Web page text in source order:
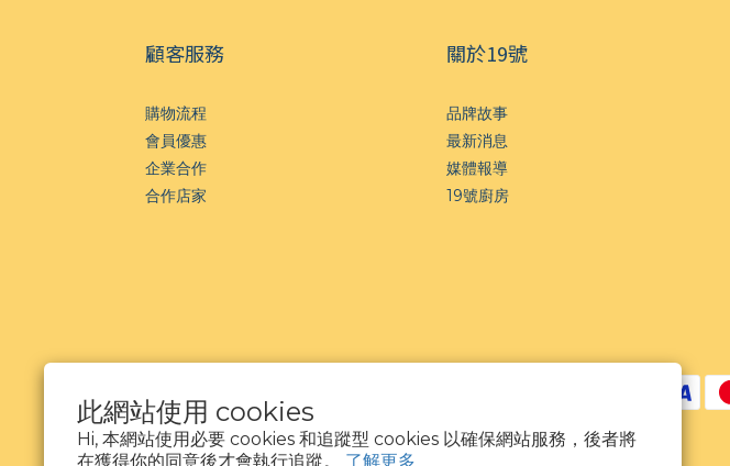
此網站使用 cookies
Hi, 本網站使用必要 cookies 和追蹤型 cookies 以確保網站服務，後者將
在獲得你的同意後才會執行追蹤。 了解更多
顧客服務
購物流程
會員優惠
企業合作
合作店家
關於19號
品牌故事
最新消息
媒體報導
19號廚房